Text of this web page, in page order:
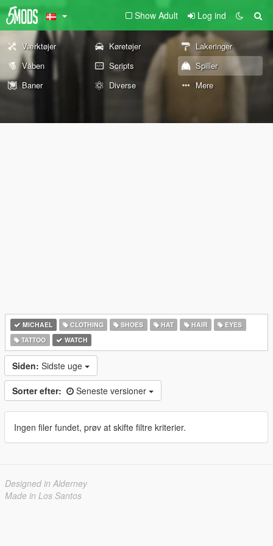
Show Adult Log ind
Værktøjer Køretøjer
Lakeringer
Våben
Scripts
Spiller
Baner
Diverse Mere
MICHAEL CLOTHING SHOES HAT HAIR
EYES
TATTOO
WATCH
Siden: Sidste uge
Sorter efter: Seneste versioner
Ingen filer fundet, prøv at skifte filtre kriterier.
Designed in Alderney
Made in Los Santos